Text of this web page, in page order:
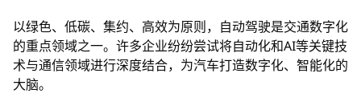
以绿色、低碳、集约、高效为原则，自动驾驶是交通数字化
的重点领域之一。许多企业纷纷尝试将自动化和AI等关键技
术与通信领域进行深度结合，为汽车打造数字化、智能化的
大脑。